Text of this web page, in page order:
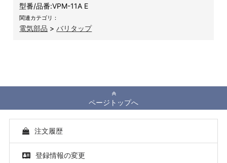
型番/品番:VPM-11A E
関連カテゴリ：
電気部品 >バリタップ
ページトップへ
注文履歴
登録情報の変更